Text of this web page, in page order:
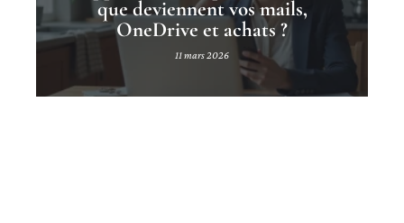
que deviennent vos mails,
OneDrive et achats ?
11 mars 2026